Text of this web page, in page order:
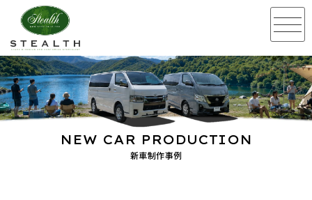
新車制作事例
NEW CAR PRODUCTION